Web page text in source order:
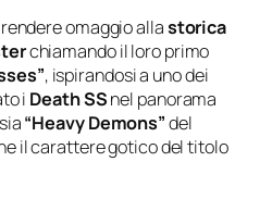
omaggio allastorica
chiamando il loro primo
, ispirandosi a uno dei
i Death SSnel panorama
“Heavy Demons”del
il carattere gotico del titolo